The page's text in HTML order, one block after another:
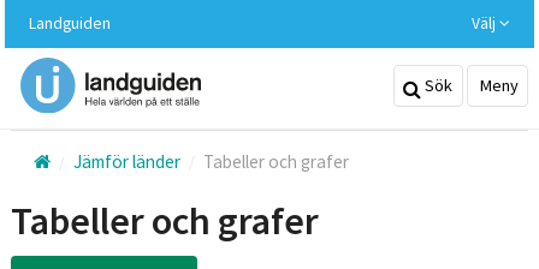
huvudinnehållet
Landguiden Välj
Sök Meny
Jämför länder Tabeller och grafer
Tabeller och grafer